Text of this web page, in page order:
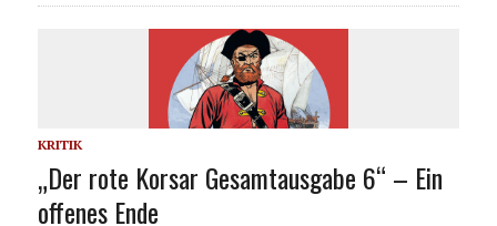
KRITIK
„Der rote Korsar Gesamtausgabe 6“ – Ein
offenes Ende